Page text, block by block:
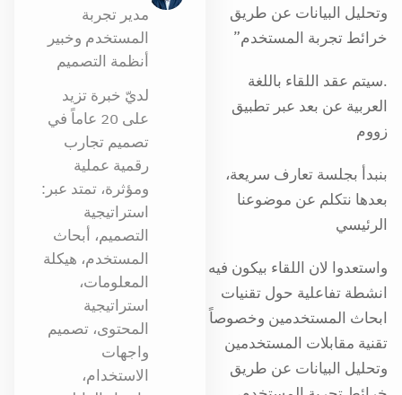
وتحليل البيانات عن طريق
خرائط تجربة المستخدم”
.سيتم عقد اللقاء باللغة
العربية عن بعد عبر تطبيق
زووم
بنبدأ بجلسة تعارف سريعة،
بعدها نتكلم عن موضوعنا
الرئيسي
واستعدوا لان اللقاء بيكون فيه
انشطة تفاعلية حول تقنيات
ابحاث المستخدمين وخصوصاً
تقنية مقابلات المستخدمين
وتحليل البيانات عن طريق
مدير تجربة
المستخدم وخبير
أنظمة التصميم
لديّ خبرة تزيد
على 20 عاماً في
تصميم تجارب
رقمية عملية
ومؤثرة، تمتد عبر:
استراتيجية
التصميم، أبحاث
المستخدم، هيكلة
المعلومات،
استراتيجية
المحتوى، تصميم
واجهات
الاستخدام،